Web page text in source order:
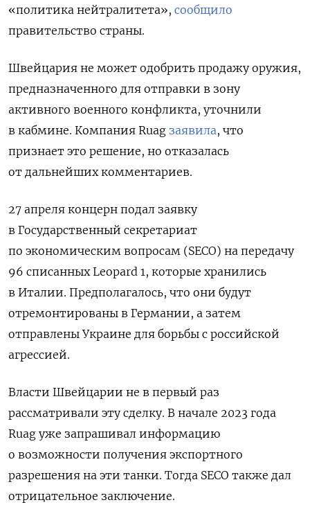
«политика нейтралитета», сообщило
правительство страны.
Швейцария не может одобрить продажу оружия,
предназначенного для отправки в зону
активного военного конфликта, уточнили
в кабмине. Компания Ruag заявила, что
признает это решение, но отказалась
от дальнейших комментариев.
27 апреля концерн подал заявку
в Государственный секретариат
по экономическим вопросам (SECO) на передачу
96 списанных Leopard 1, которые хранились
в Италии. Предполагалось, что они будут
отремонтированы в Германии, а затем
отправлены Украине для борьбы с российской
агрессией.
Власти Швейцарии не в первый раз
рассматривали эту сделку. В начале 2023 года
Ruag уже запрашивал информацию
о возможности получения экспортного
разрешения на эти танки. Тогда SECO также дал
отрицательное заключение.